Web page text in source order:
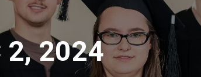
2, 2024